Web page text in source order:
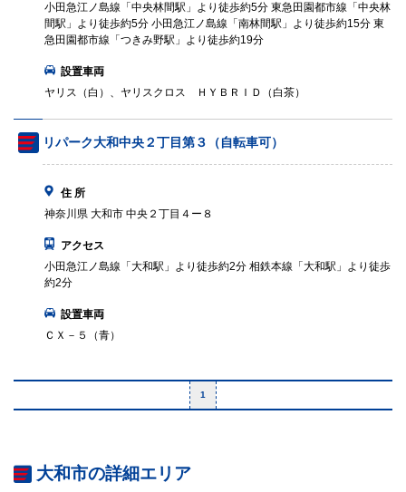
小田急江ノ島線「中央林間駅」より徒歩約5分 東急田園都市線「中央林
間駅」より徒歩約5分 小田急江ノ島線「南林間駅」より徒歩約15分 東
急田園都市線「つきみ野駅」より徒歩約19分
設置車両
ヤリス（白）、ヤリスクロス ＨＹＢＲＩＤ（白茶）
リパーク大和中央２丁目第３（自転車可）
住 所
神奈川県 大和市 中央２丁目４ー８
アクセス
小田急江ノ島線「大和駅」より徒歩約2分 相鉄本線「大和駅」より徒歩
約2分
設置車両
ＣＸ－５（青）
1
大和市の詳細エリア